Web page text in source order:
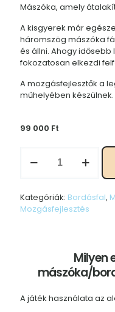
Mászóka, amely
A kisgyerek már
háromszög mászóka
és állni. Ahogy idősebb
fokozatosan elkezdi
A mozgásfejlesztők a
műhelyében készülnek.
99 000 Ft
2in1
és
mennyiség
Kategóriák: Bordásfal,
Mozgásfejlesztés
Milyen
mászóka/
A játék használata az